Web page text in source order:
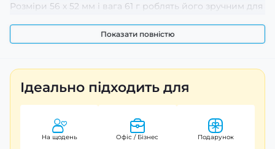
Розміри 56 х 52 мм і вага 61 г роблять його зручним для
день тижня, місяць та число. Skmei 2077BK - це
ідеальний вибір для активних людей, які цінують стиль
місяців.
Показати повністю
Ідеально підходить для
На щодень Офіс / Бізнес Подарунок